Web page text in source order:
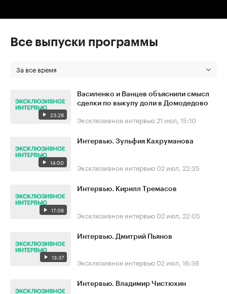
Все выпуски программы
За все время
23:26
Василенко и Ванцев объяснили смысл
сделки по выкупу доли в Домодедово
Эксклюзивное интервью 21 июл, 15:10
14:00
Интервью. Зульфия Кахруманова
Эксклюзивное интервью 02 июл, 22:35
17:06
Интервью. Кирилл Тремасов
Эксклюзивное интервью 02 июл, 22:05
13:37
Интервью. Дмитрий Пьянов
Эксклюзивное интервью 02 июл, 16:36
Интервью. Владимир Чистюхин